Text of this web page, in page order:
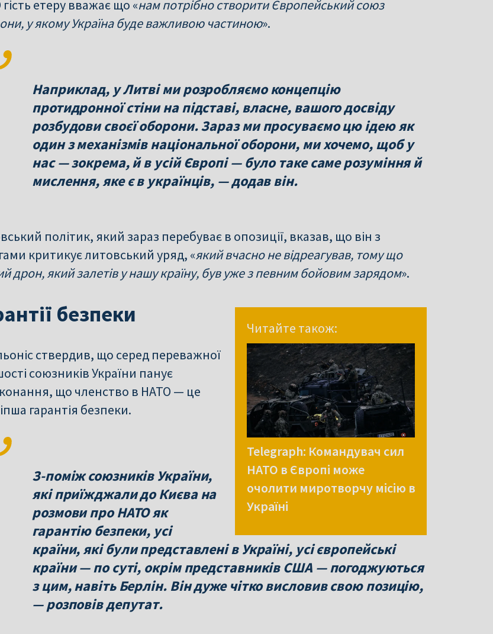
етеру вважає що «нам потрібно створити Європейський союз
у якому Україна буде важливою частиною».
Наприклад, у Литві ми розробляємо концепцію
протидронної стіни на підставі, власне, вашого досвіду
розбудови своєї оборони. Зараз ми просуваємо цю ідею як
один з механізмів національної оборони, ми хочемо, щоб у
нас — зокрема, й в усій Європі — було таке саме розуміння й
мислення, яке є в українців, — додав він.
політик, який зараз перебуває в опозиції, вказав, що він з
критикує литовський уряд, «який вчасно не відреагував, тому що
дрон, який залетів у нашу країну, був уже з певним бойовим зарядом».
Читайте також:
Telegraph: Командувач сил
НАТО в Європі може
очолити миротворчу місію в
Україні
безпеки
ствердив, що серед переважної
союзників України панує
що членство в НАТО — це
гарантія безпеки.
З-поміж союзників України,
які приїжджали до Києва на
розмови про НАТО як
гарантію безпеки, усі
країни, які були представлені в Україні, усі європейські
країни — по суті, окрім представників США — погоджуються
з цим, навіть Берлін. Він дуже чітко висловив свою позицію,
— розповів депутат.